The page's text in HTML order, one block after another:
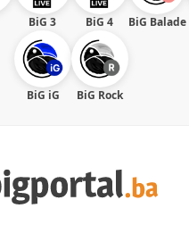
BiG 3 BiG 4 BiG Balade
BiG iG BiG Rock